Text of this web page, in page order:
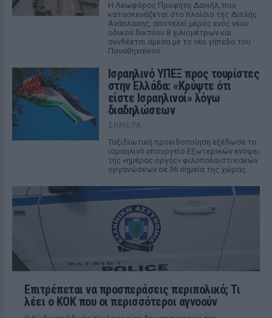
Η Λεωφόρος Προφήτη Δανιήλ, που
κατασκευάζεται στο πλαίσιο της Διπλής
Ανάπλασης, αποτελεί μέρος ενός νέου
οδικού δικτύου 8 χιλιομέτρων και
συνδέεται άμεσα με το νέο γήπεδο του
Παναθηναϊκού.
Ισραηλινό ΥΠΕΞ προς τουρίστες
στην Ελλάδα: «Κρύψτε ότι
είστε Ισραηλινοί» λόγω
διαδηλώσεων
ΣΉΜΕΡΑ
Ταξιδιωτική προειδοποίηση εξέδωσε το
ισραηλινό υπουργείο Εξωτερικών ενόψει
της «ημέρας οργής» φιλοπαλαιστινιακών
οργανώσεων σε 36 σημεία της χώρας.
Επιτρέπεται να προσπεράσεις περιπολικό; Τι
λέει ο ΚΟΚ που οι περισσότεροι αγνοούν